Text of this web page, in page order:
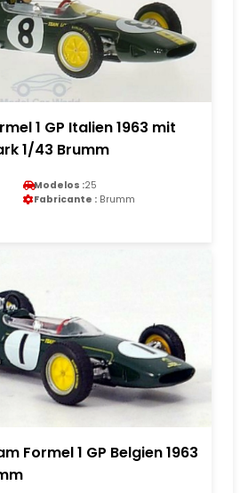
1 GP Italien 1963 mit
1/43 Brumm
Modelos :25
Fabricante : Brumm
Formel 1 GP Belgien 1963